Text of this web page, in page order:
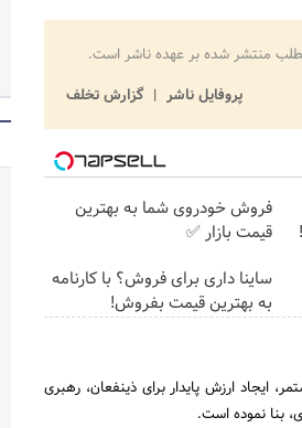
منتشر شده بر عهده ناشر است.
پروفایل ناشر
گزارش تخلف
فروش خودروی شما به بهترین
قیمت بازار ✅
ساینا داری برای فروش؟ با کارنامه
به بهترین قیمت بفروش!
ایجاد ارزش پایدار برای ذینفعان، رهبری
بنا نموده است.